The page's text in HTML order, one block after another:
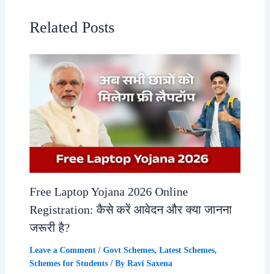
Related Posts
Free Laptop Yojana 2026 Online
Registration: कैसे करें आवेदन और क्या जानना
जरूरी है?
Leave a Comment / Govt Schemes, Latest Schemes,
Schemes for Students/ By Ravi Saxena